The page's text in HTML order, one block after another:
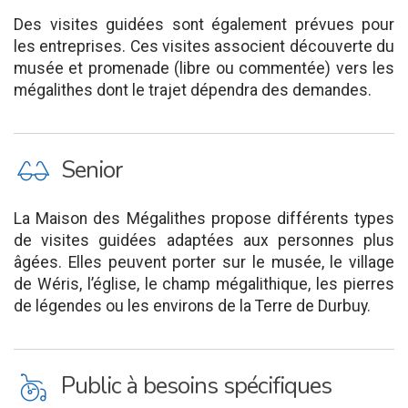
Des visites guidées sont également prévues pour
les entreprises. Ces visites associent découverte du
musée et promenade (libre ou commentée) vers les
mégalithes dont le trajet dépendra des demandes.
P Senior
La Maison des Mégalithes propose différents types
de visites guidées adaptées aux personnes plus
âgées. Elles peuvent porter sur le musée, le village
de Wéris, l’église, le champ mégalithique, les pierres
de légendes ou les environs de la Terre de Durbuy.
L Public à besoins spécifiques